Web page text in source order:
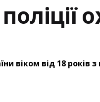
віком від 18 років